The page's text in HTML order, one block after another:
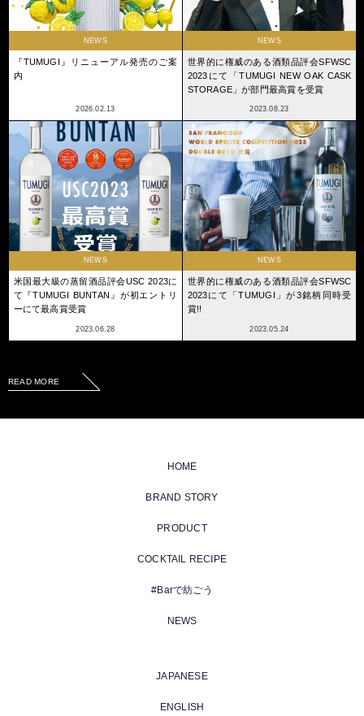
NEWS
『TUMUGI』リニューアル発売のご案
内
2026.02.13
NEWS
世界的に権威のある酒類品評会SFWSC
2023にて「TUMUGI NEW OAK CASK
STORAGE」が部門最高賞を受賞
2023.08.23
NEWS
米国最大級の蒸留酒品評会USC 2023に
て『TUMUGI BUNTAN』が初エントリ
ーにて最高賞受賞
2023.06.28
NEWS
世界的に権威のある酒類品評会SFWSC
2023にて「TUMUGI」が3銘柄同時受
賞!!
2023.05.24
READ MORE
HOME
BRAND STORY
PRODUCT
COCKTAIL RECIPE
#Barで紡ごう
NEWS
JAPANESE
ENGLISH